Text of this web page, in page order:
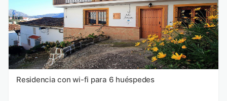
Residencia con wi-fi para 6 huéspedes